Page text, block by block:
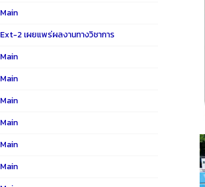
Main
Ext-2 เผยแพร่ผลงานทางวิชาการ
Main
Main
Main
Main
Main
Main